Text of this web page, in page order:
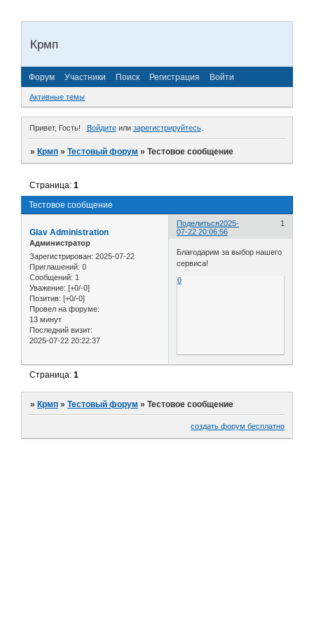
Крмп
Форум Участники Поиск Регистрация Войти
Активные темы
Привет, Гость! Войдитеили зарегистрируйтесь.
»Крмп »Тестовый форум »Тестовое сообщение
Тестовое сообщение
Страница:1
Поделиться 1
2025-
07-22 20:06:56
Glav Administration
Администратор
Зарегистрирован: 2025-07-22
Приглашений: 0
Сообщений: 1
Уважение: [+0/-0]
Позитив: [+0/-0]
Провел на форуме:
13 минут
Последний визит:
2025-07-22 20:22:37
Благодарим за выбор нашего
сервиса!
0
Страница:1
»Крмп »Тестовый форум »Тестовое сообщение
создать форум бесплатно